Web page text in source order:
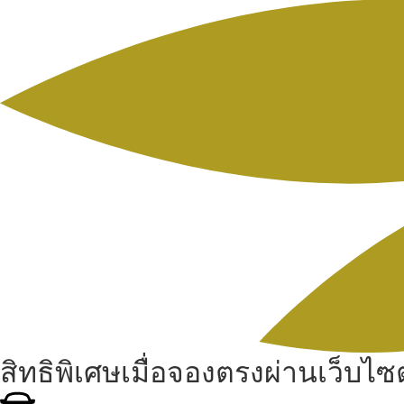
สิทธิพิเศษเมื่อจองตรงผ่านเว็บไ